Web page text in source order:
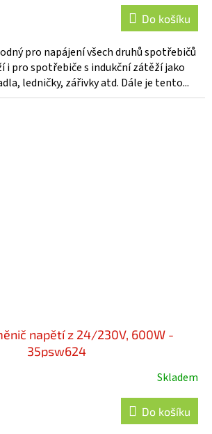
Do košíku
pro napájení všech druhů spotřebičů
i pro spotřebiče s indukční zátěží jako
ledničky, zářivky atd. Dále je tento...
napětí z 24/230V, 600W -
35psw624
Skladem
Do košíku